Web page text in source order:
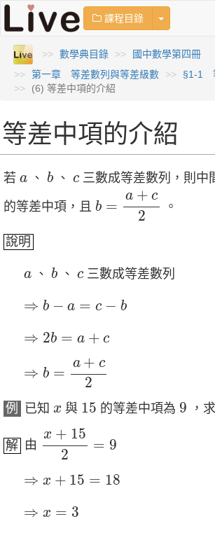
課程目錄 Toggle
數學典目錄
國中數學第四冊
第一章 等差數列與等差級數
§1-1
(6) 等差中項的介紹
等差中項的介紹
若 a
a 、 b
b 、 c
c 三數成等差數列，則中
的等差中項，且 b =
a + c
2
+c 2
。
說明
a
a 、 b
b 、 c
c 三數成等差數列
⇒ b − a = c − b
⇒ b− =c
⇒ 2b = a + c
⇒ 2b= +c
⇒ b =
a + c
2
c
例 已知 x
x 與 15
15 的等差中項為 9
9 ，求
解 由
x + 15
2
= 9
x+ 152=
⇒ x + 15 = 18
⇒ x+ 15=18
⇒ x = 3
⇒ x= 3